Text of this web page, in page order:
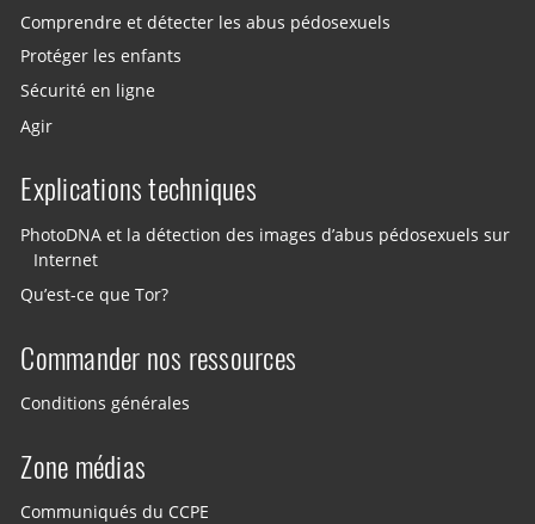
Comprendre et détecter les abus pédosexuels
Protéger les enfants
Sécurité en ligne
Agir
Explications techniques
PhotoDNA et la détection des images d’abus pédosexuels sur
Internet
Qu’est-ce que Tor?
Commander nos ressources
Conditions générales
Zone médias
Communiqués du CCPE